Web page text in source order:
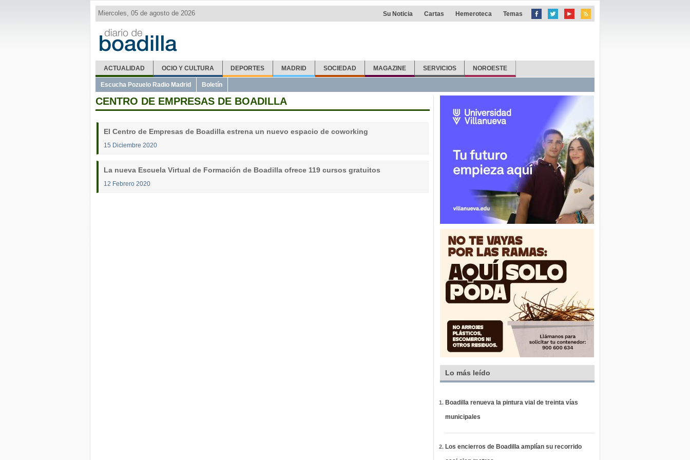
Miercoles, 05 de agosto de 2026 Su Noticia Cartas Hemeroteca Temas
ACTUALIDAD OCIO Y CULTURA DEPORTES MADRID SOCIEDAD MAGAZINE SERVICIOS NOROESTE
Escucha Pozuelo Radio Madrid Boletín
CENTRO DE EMPRESAS DE BOADILLA
El Centro de Empresas de Boadilla estrena un nuevo espacio de coworking
15 Diciembre 2020
La nueva Escuela Virtual de Formación de Boadilla ofrece 119 cursos gratuitos
12 Febrero 2020
Lo más leído
Boadilla renueva la pintura vial de treinta vías
municipales
Los encierros de Boadilla amplían su recorrido